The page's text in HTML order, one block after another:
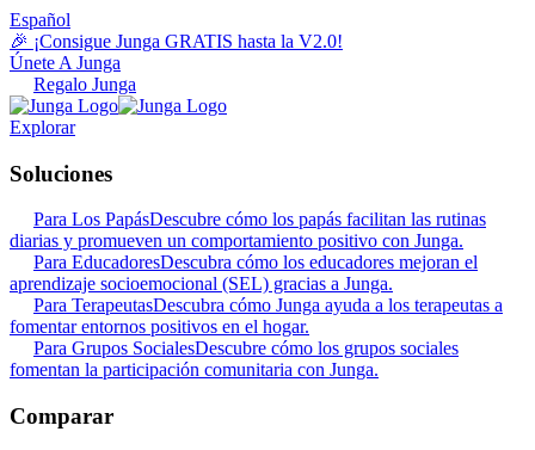
Español
🎉 ¡Consigue Junga GRATIS hasta la V2.0!
Únete A Junga
Regalo Junga
Explorar
Soluciones
Para Los PapásDescubre cómo los papás facilitan las rutinas
diarias y promueven un comportamiento positivo con Junga.
Para EducadoresDescubra cómo los educadores mejoran el
aprendizaje socioemocional (SEL) gracias a Junga.
Para TerapeutasDescubra cómo Junga ayuda a los terapeutas a
fomentar entornos positivos en el hogar.
Para Grupos SocialesDescubre cómo los grupos sociales
fomentan la participación comunitaria con Junga.
Comparar